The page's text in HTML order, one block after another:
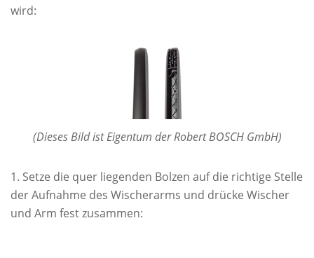
wird:
(Dieses Bild ist Eigentum der Robert BOSCH GmbH)
Setze die quer liegenden Bolzen auf die richtige Stelle
der Aufnahme des Wischerarms und drücke Wischer
und Arm fest zusammen: